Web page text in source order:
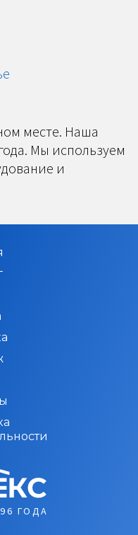
месте. Наша
Мы используем
и
ГОДА